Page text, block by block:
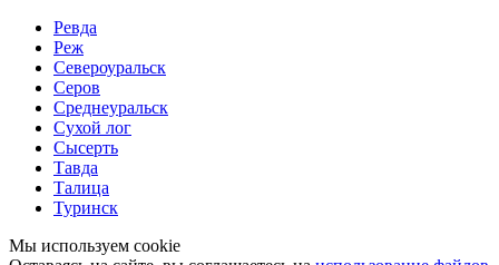
Ревда
Реж
Североуральск
Серов
Среднеуральск
Сухой лог
Сысерть
Тавда
Талица
Туринск
Мы используем cookie